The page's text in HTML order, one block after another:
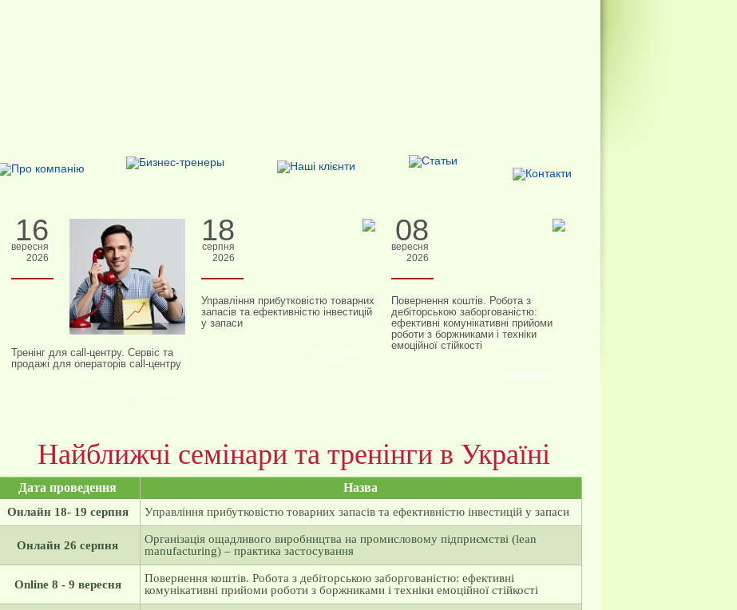
16
вересня
2026
Тренінг для call-центру. Сервіс та
продажі для операторів call-центру
Подробнее
18
серпня
2026
Управління прибутковістю товарних
запасів та ефективністю інвестицій
у запаси
Подробнее
08
вересня
2026
Повернення коштів. Робота з
дебіторською заборгованістю:
ефективні комунікативні прийоми
роботи з боржниками і техніки
емоційної стійкості
Подробнее
Найближчі семінари та тренінги в Україні
Дата проведення Назва
Онлайн 18- 19 серпня Управління прибутковістю товарних запасів та ефективністю інвестицій у запаси
Онлайн 26 серпня
Організація ощадливого виробництва на промисловому підприємстві (lean
manufacturing) – практика застосування
Online 8 - 9 вересня
Повернення коштів. Робота з дебіторською заборгованістю: ефективні
комунікативні прийоми роботи з боржниками і техніки емоційної стійкості